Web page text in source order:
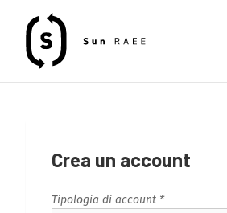
Crea un account
Tipologia di account *